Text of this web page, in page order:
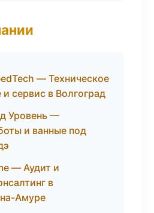
— Техническое
сервис в Волгоград
Уровень —
и ванные под
— Аудит и
в
Амуре